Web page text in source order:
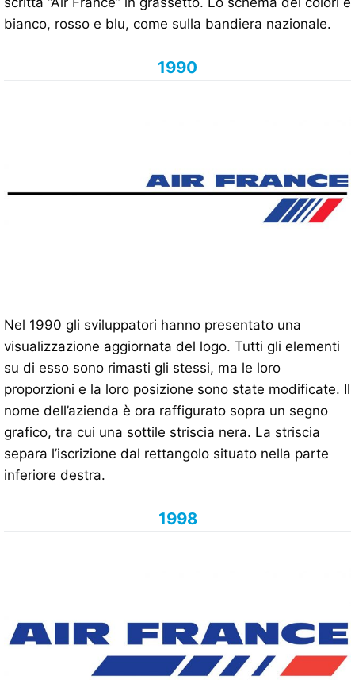
bianco, rosso e blu, come sulla bandiera nazionale.
1990
Nel 1990 gli sviluppatori hanno presentato una
visualizzazione aggiornata del logo. Tutti gli elementi
su di esso sono rimasti gli stessi, ma le loro
proporzioni e la loro posizione sono state modificate. Il
nome dell’azienda è ora raffigurato sopra un segno
grafico, tra cui una sottile striscia nera. La striscia
separa l’iscrizione dal rettangolo situato nella parte
inferiore destra.
1998